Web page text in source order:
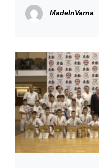
прескачане на
MadeInVarna